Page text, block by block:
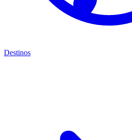
Destinos